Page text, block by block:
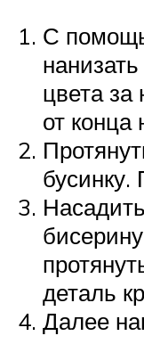
С
цвета за
от конца
бусинку.
деталь
Далее